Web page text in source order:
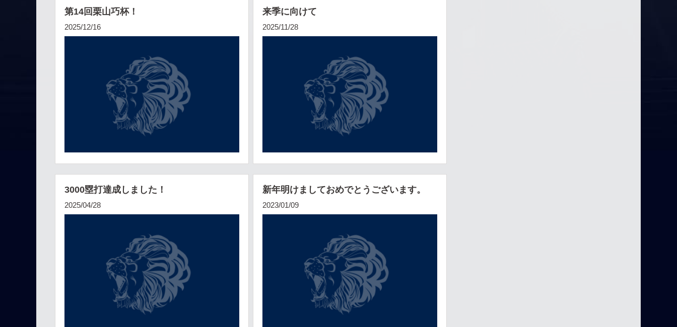
第14回栗山巧杯！
2025/12/16
来季に向けて
2025/11/28
3000塁打達成しました！
2025/04/28
新年明けましておめでとうございます。
2023/01/09